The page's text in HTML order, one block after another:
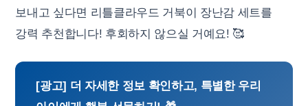
보내고 싶다면 리틀클라우드 거북이 장난감 세트를
강력 추천합니다! 후회하지 않으실 거예요! 🥰
[광고] 더 자세한 정보 확인하고, 특별한 우리